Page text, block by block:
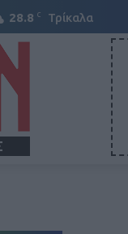
28.8 C Τρίκαλα